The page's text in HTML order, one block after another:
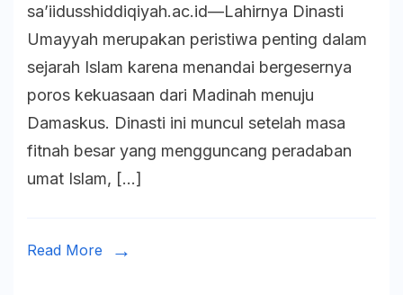
Menuju
Politik
sa’iidusshiddiqiyah.ac.id—Lahirnya Dinasti
Umayyah merupakan peristiwa penting dalam
sejarah Islam karena menandai bergesernya
poros kekuasaan dari Madinah menuju
Damaskus. Dinasti ini muncul setelah masa
fitnah besar yang mengguncang peradaban
umat Islam, […]
Read More